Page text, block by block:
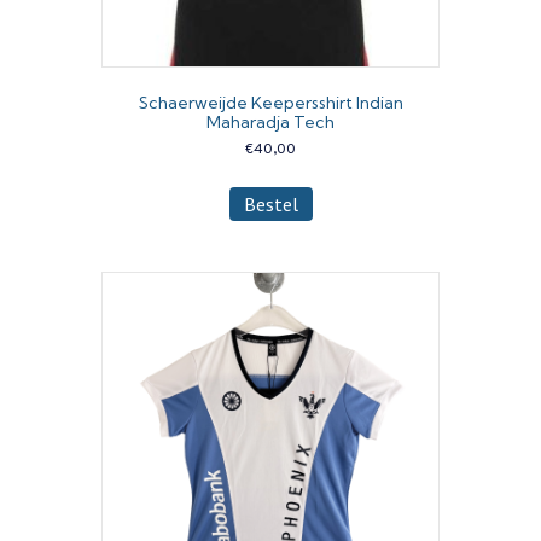
Schaerweijde Keepersshirt Indian
Maharadja Tech
€40,00
Bestel
heeft
variaties.
optie
kan
gekozen
worden
op
de
productpagina